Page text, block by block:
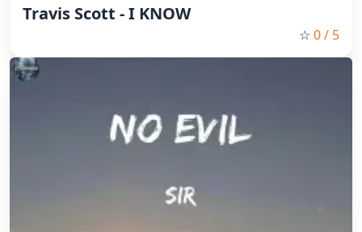
Travis Scott - I KNOW
☆ 0/ 5